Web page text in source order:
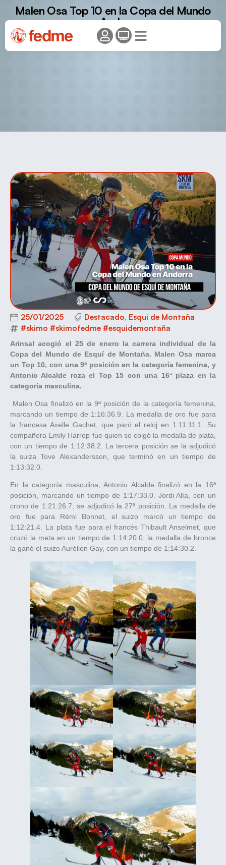
Malen Osa Top 10 en la Copa del Mundo
en Andorra
25/01/2025 Destacado, Esquí de Montaña
#skimo #skimofedme #esquidemontaña
Arinsal acogió el 25 de enero la carrera individual de la
Copa del Mundo de Esquí de Montaña. Malen Osa marca
un Top 10, con una 9ª posición en la categoría femenina, y
Antonio Alcalde roza el Top 15 con una 16ª plaza en la
categoría masculina.
Malen Osa finalizó en la 9ª posición de la categoría femenina,
marcando un tiempo de 1:16:36.9. La medalla de oro fue para
la francesa Axelle Gachet, que paró el reloj en 1:11:11.1. Su
compañera Emily Harrop fue quien se colgó la medalla de plata,
con un tiempo de 1:12:38.2. La tercera posición se la adjudicó
la suiza Tove Alexandersson, que terminó en un tiempo de
1:13:32.0.
En la categoría masculina, Antonio Alcalde finalizó en la 16ª
posición, marcando un tiempo de 1:17:33.0. Jordi Alía, con un
crono de 1:21:26.7, se adjudicó la 27ª posición. La medalla de
oro fue para Rémi Bonnet, el suizo marcó un tiempo de
1:12:21.4. La plata fue para el francés Thibault Anselmet, que
cruzó la meta en un tiempo de 1:14:20.0. la medalla de bronce
la ganó el suizo Aurélien Gay, con un tiempo de 1:14:30.2.